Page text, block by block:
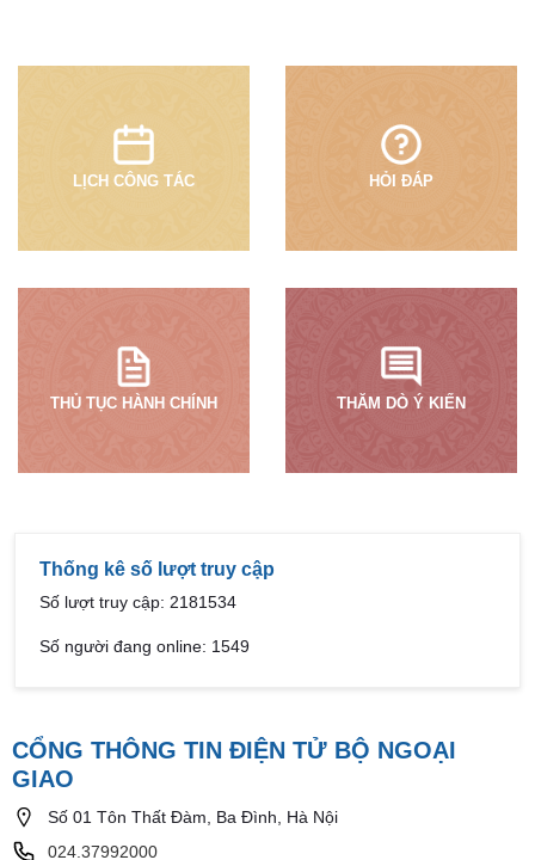
LỊCH CÔNG TÁC HỎI ĐÁP
THỦ TỤC HÀNH CHÍNH THĂM DÒ Ý KIẾN
Thống kê số lượt truy cập
Số lượt truy cập: 2181534
Số người đang online: 1549
CỔNG THÔNG TIN ĐIỆN TỬ BỘ NGOẠI
GIAO
Số 01 Tôn Thất Đàm, Ba Đình, Hà Nội
024.37992000